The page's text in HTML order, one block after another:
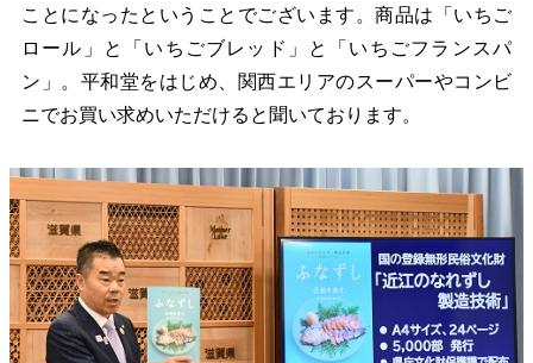
ことになったということでございます。商品は「いちご
ロール」と「いちごブレッド」と「いちごフランスパ
ン」。平和堂をはじめ、関西エリアのスーパーやコンビ
ニでお買い求めいただけると聞いております。